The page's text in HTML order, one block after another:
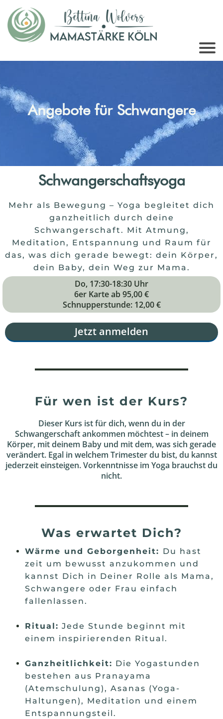
Angebote für Schwangere
Schwangerschaftsyoga
Mehr als Bewegung – Yoga begleitet dich
ganzheitlich durch deine
Schwangerschaft. Mit Atmung,
Meditation, Entspannung und Raum für
das, was dich gerade bewegt: dein Körper,
dein Baby, dein Weg zur Mama.
Do, 17:30-18:30 Uhr
6er Karte ab 95,00 €
Schnupperstunde: 12,00 €
Jetzt anmelden
Für wen ist der Kurs?
Dieser Kurs ist für dich, wenn du in der
Schwangerschaft ankommen möchtest – in deinem
Körper, mit deinem Baby und mit dem, was sich gerade
verändert. Egal in welchem Trimester du bist, du kannst
jederzeit einsteigen. Vorkenntnisse im Yoga brauchst du
nicht.
Was erwartet Dich?
Wärme und Geborgenheit: Du hast
zeit um bewusst anzukommen und
kannst Dich in Deiner Rolle als Mama,
Schwangere oder Frau einfach
fallenlassen.
Ritual: Jede Stunde beginnt mit
einem inspirierenden Ritual.
Ganzheitlichkeit: Die Yogastunden
bestehen aus Pranayama
(Atemschulung), Asanas (Yoga-
Haltungen), Meditation und einem
Entspannungsteil.